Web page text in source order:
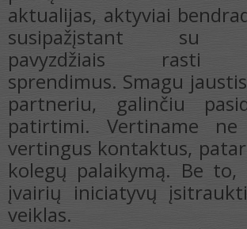
aktualijas, aktyviai
susipažįstant su
pavyzdžiais rasti
sprendimus. Smagu
partneriu, galinčiu
patirtimi. Vertiname
vertingus kontaktus,
kolegų palaikymą. Be to,
įvairių iniciatyvų
veiklas.